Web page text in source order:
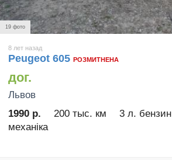
19 фото
8 лет назад
Peugeot 605 РОЗМИТНЕНА
дог.
Львов
1990 р.
200 тыс. км 3 л. бензин
механіка